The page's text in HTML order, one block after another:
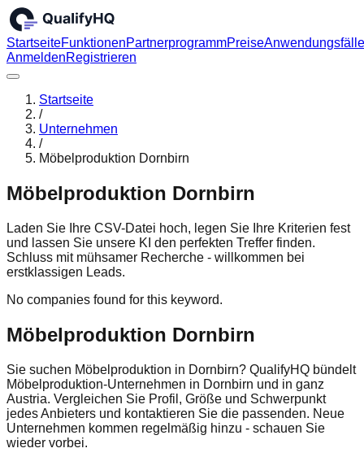
StartseiteFunktionenPartnerprogrammPreiseAnwendungsfälle
AnmeldenRegistrieren
Startseite
/
Unternehmen
/
Möbelproduktion Dornbirn
Möbelproduktion Dornbirn
Laden Sie Ihre CSV-Datei hoch, legen Sie Ihre Kriterien fest
und lassen Sie unsere KI den perfekten Treffer finden.
Schluss mit mühsamer Recherche - willkommen bei
erstklassigen Leads.
No companies found for this keyword.
Möbelproduktion Dornbirn
Sie suchen Möbelproduktion in Dornbirn? QualifyHQ bündelt
Möbelproduktion-Unternehmen in Dornbirn und in ganz
Austria. Vergleichen Sie Profil, Größe und Schwerpunkt
jedes Anbieters und kontaktieren Sie die passenden. Neue
Unternehmen kommen regelmäßig hinzu - schauen Sie
wieder vorbei.